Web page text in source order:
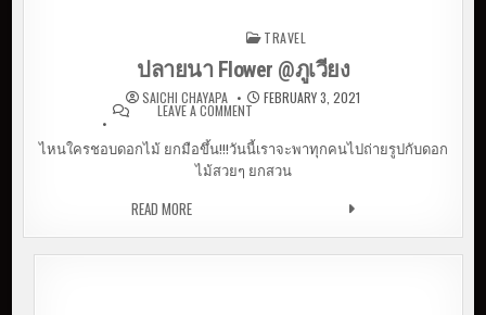
TRAVEL
ปลายนา Flower @ภูเวียง
SAICHI CHAYAPA FEBRUARY 3, 2021
LEAVE A COMMENTON ปลายนา FLOWER
ไหนใครชอบดอกไม้ ยกมือขึ้น!!!วันนี้เราจะพาทุกคนไปถ่ายรูปกับดอก
ไม้สวยๆ ยกสวน
READ MOREปลายนา FLOWER @ภูเวียง